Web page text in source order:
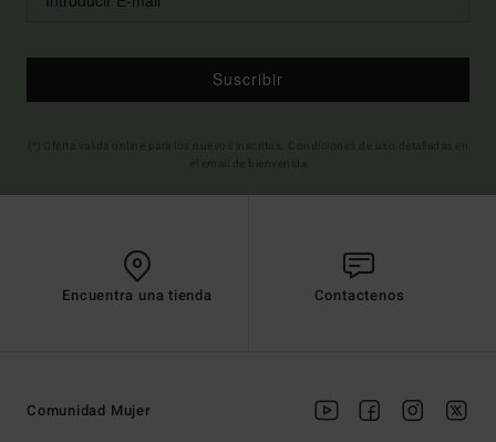
Suscribir
Encuentra una tienda Contactenos
Comunidad Mujer